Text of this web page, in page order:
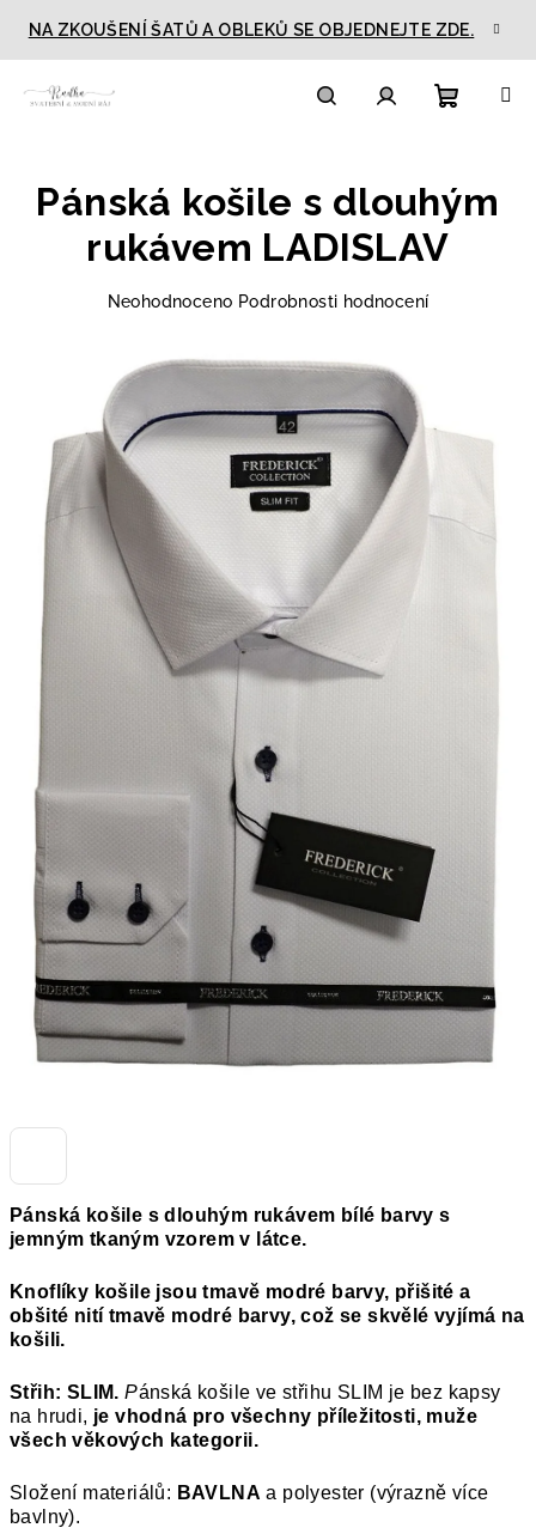
obsah
NA ZKOUŠENÍ ŠATŮ A OBLEKŮ SE OBJEDNEJTE ZDE.
košík
Pánská košile s dlouhým rukávem bílé barvy s
jemným tkaným vzorem v látce.
Knoflíky košile jsou tmavě modré barvy, přišité a
obšité nití tmavě modré barvy, což se skvělé vyjímá na
košili.
Střih: SLIM.Pánská košile ve střihu SLIM je bez kapsy
na hrudi, je vhodná pro všechny příležitosti, muže
všech věkových kategorii.
Složení materiálů: BAVLNAa polyester (výrazně více
bavlny).
Pánská košile s dlouhým
rukávem LADISLAV
Průměrné
0,0
5
hvězdiček.
Neohodnoceno Podrobnosti hodnocení